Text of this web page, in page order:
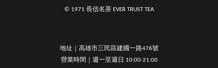
© 1971 長信名茶 EVER TRUST TEA
地址｜高雄市三民區建國一路476號
營業時間｜週一至週日 10:00-21:00